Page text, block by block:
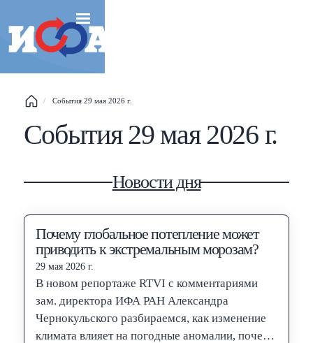
События 29 мая 2026 г.
События 29 мая 2026 г.
Новости дня
Почему глобальное потепление может
приводить к экстремальным морозам?
29 мая 2026 г.
В новом репортаже RTVI с комментариями
зам. директора ИФА РАН Александра
Чернокульского разбираемся, как изменение
климата влияет на погодные аномалии, почему
This help popup Shift + ?
Navigate posts ← →